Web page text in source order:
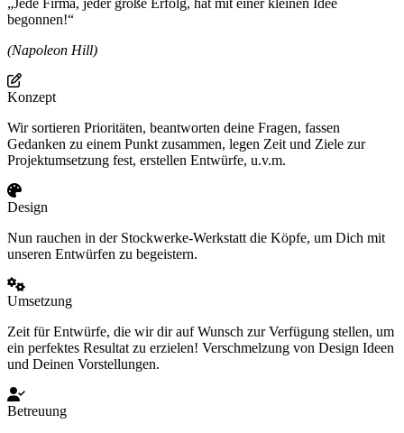
„Jede Firma, jeder große Erfolg, hat mit einer kleinen Idee
begonnen!“
(Napoleon Hill)
Konzept
Wir sortieren Prioritäten, beantworten deine Fragen, fassen
Gedanken zu einem Punkt zusammen, legen Zeit und Ziele zur
Projektumsetzung fest, erstellen Entwürfe, u.v.m.
Design
Nun rauchen in der Stockwerke-Werkstatt die Köpfe, um Dich mit
unseren Entwürfen zu begeistern.
Umsetzung
Zeit für Entwürfe, die wir dir auf Wunsch zur Verfügung stellen, um
ein perfektes Resultat zu erzielen! Verschmelzung von Design Ideen
und Deinen Vorstellungen.
Betreuung